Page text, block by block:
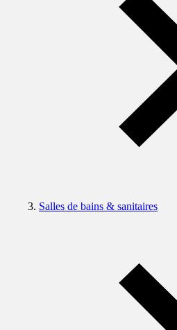
Salles de bains & sanitaires